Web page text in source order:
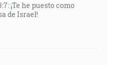
¡Te he puesto como
de Israel!